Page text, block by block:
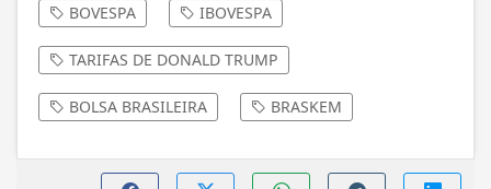
BOVESPA IBOVESPA
TARIFAS DE DONALD TRUMP
BOLSA BRASILEIRA BRASKEM